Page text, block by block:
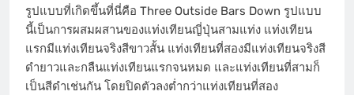
รูปแบบที่เกิดขึ้นที่นี่คือ Three Outside Bars Down รูปแบบ
นี้เป็นการผสมผสานของแท่งเทียนญี่ปุ่นสามแท่ง แท่งเทียน
แรกมีแท่งเทียนจริงสีขาวสั้น แท่งเทียนที่สองมีแท่งเทียนจริงสี
ดำยาวและกลืนแท่งเทียนแรกจนหมด และแท่งเทียนที่สามก็
เป็นสีดำเช่นกัน โดยปิดตัวลงต่ำกว่าแท่งเทียนที่สอง